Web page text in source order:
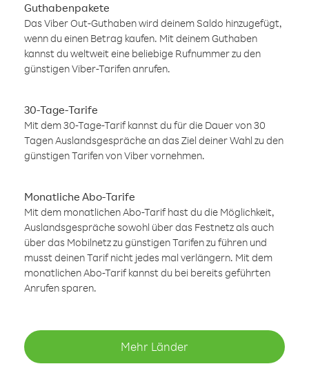
Guthabenpakete
Das Viber Out-Guthaben wird deinem Saldo hinzugefügt,
wenn du einen Betrag kaufen. Mit deinem Guthaben
kannst du weltweit eine beliebige Rufnummer zu den
günstigen Viber-Tarifen anrufen.
30-Tage-Tarife
Mit dem 30-Tage-Tarif kannst du für die Dauer von 30
Tagen Auslandsgespräche an das Ziel deiner Wahl zu den
günstigen Tarifen von Viber vornehmen.
Monatliche Abo-Tarife
Mit dem monatlichen Abo-Tarif hast du die Möglichkeit,
Auslandsgespräche sowohl über das Festnetz als auch
über das Mobilnetz zu günstigen Tarifen zu führen und
musst deinen Tarif nicht jedes mal verlängern. Mit dem
monatlichen Abo-Tarif kannst du bei bereits geführten
Anrufen sparen.
Mehr Länder